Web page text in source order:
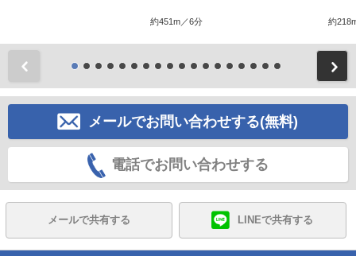
約451m／6分 約
メールでお問い合わせする(無料)
電話でお問い合わせする
メールで共有する LINEで共有する